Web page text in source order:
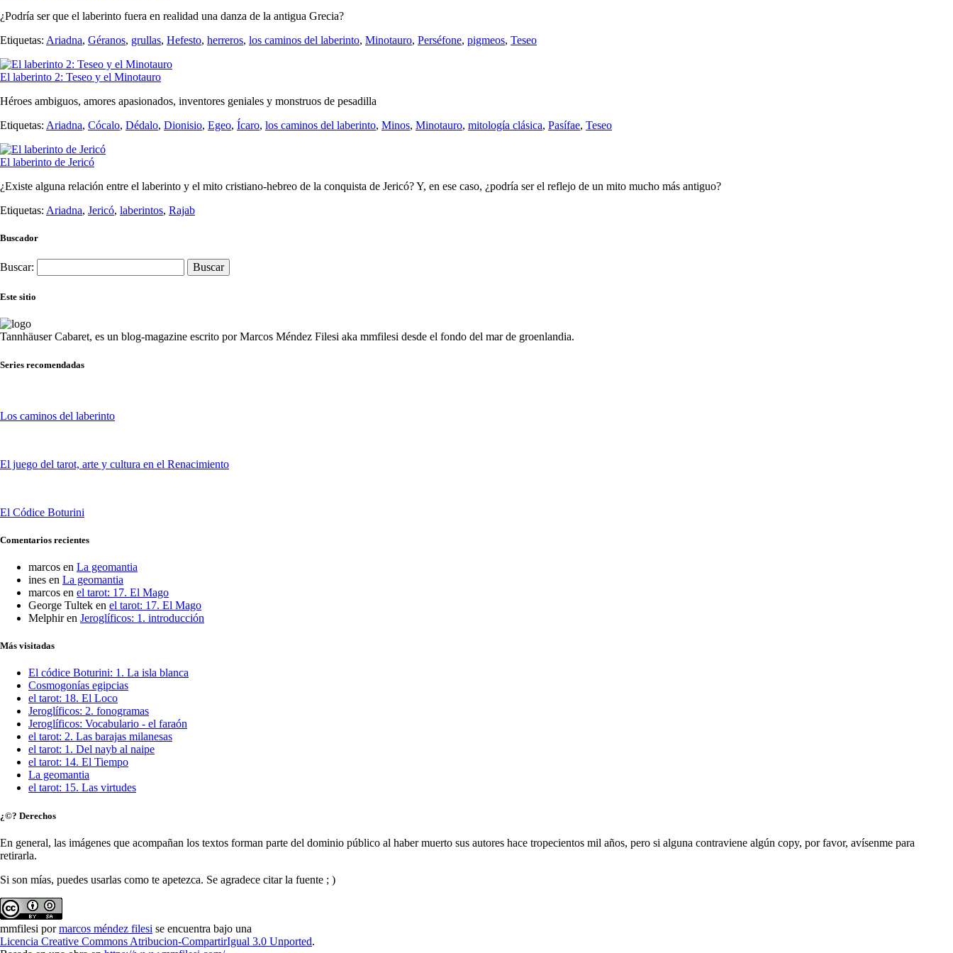
¿Podría ser que el laberinto fuera en realidad una danza de la antigua Grecia?
Etiquetas: Ariadna, Géranos, grullas, Hefesto, herreros, los caminos del laberinto, Minotauro, Perséfone, pigmeos, Teseo
El laberinto 2: Teseo y el Minotauro
Héroes ambiguos, amores apasionados, inventores geniales y monstruos de pesadilla
Etiquetas: Ariadna, Cócalo, Dédalo, Dionisio, Egeo, Ícaro, los caminos del laberinto, Minos, Minotauro, mitología clásica, Pasífae, Teseo
El laberinto de Jericó
¿Existe alguna relación entre el laberinto y el mito cristiano-hebreo de la conquista de Jericó? Y, en ese caso, ¿podría ser el reflejo de un mito mucho más antiguo?
Etiquetas: Ariadna, Jericó, laberintos, Rajab
Buscador
Buscar:
Este sitio
Tannhäuser Cabaret, es un blog-magazine escrito porMarcos Méndez Filesi aka mmfilesi desde el fondo del mar de groenlandia.
Series recomendadas
Los caminos del laberinto
El juego del tarot, arte y cultura en el Renacimiento
El Códice Boturini
Comentarios recientes
marcos en La geomantia
ines en La geomantia
marcos en el tarot: 17. El Mago
George Tultek en el tarot: 17. El Mago
Melphiren Jeroglíficos: 1. introducción
Más visitadas
El códice Boturini: 1. La isla blanca
Cosmogonías egipcias
el tarot: 18. El Loco
Jeroglíficos: 2. fonogramas
Jeroglíficos: Vocabulario - el faraón
el tarot: 2. Las barajas milanesas
el tarot: 1. Del nayb al naipe
el tarot: 14. El Tiempo
La geomantia
el tarot: 15. Las virtudes
¿©? Derechos
En general, las imágenes que acompañan los textos forman parte del dominio público al haber muerto sus autores hace tropecientos mil años, pero si alguna contraviene algún copy, por favor, avísenme para
retirarla.
Si son mías, puedes usarlas como te apetezca. Se agradece citar la fuente ; )
mmfilesi pormarcos méndez filesi se encuentra bajo una
Licencia Creative Commons Atribucion-CompartirIgual 3.0 Unported.